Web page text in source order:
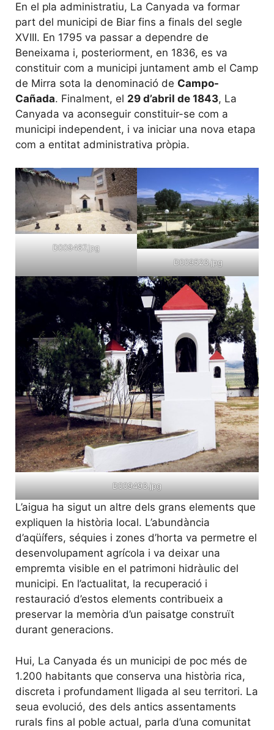
En el pla administratiu, La Canyada va formar
part del municipi de Biar fins a finals del segle
XVIII. En 1795 va passar a dependre de
Beneixama i, posteriorment, en 1836, es va
constituir com a municipi juntament amb el Camp
de Mirra sota la denominació de Campo-
Cañada. Finalment, el 29 d’abril de 1843, La
Canyada va aconseguir constituir-se com a
municipi independent, i va iniciar una nova etapa
com a entitat administrativa pròpia.
D009487.jpg
D009523.jpg
D009493.jpg
L’aigua ha sigut un altre dels grans elements que
expliquen la història local. L’abundància
d’aqüífers, séquies i zones d’horta va permetre el
desenvolupament agrícola i va deixar una
empremta visible en el patrimoni hidràulic del
municipi. En l’actualitat, la recuperació i
restauració d’estos elements contribueix a
preservar la memòria d’un paisatge construït
durant generacions.
Hui, La Canyada és un municipi de poc més de
1.200 habitants que conserva una història rica,
discreta i profundament lligada al seu territori. La
seua evolució, des dels antics assentaments
rurals fins al poble actual, parla d’una comunitat